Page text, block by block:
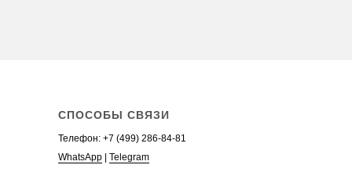
СПОСОБЫ СВЯЗИ
Телефон: +7 (499) 286-84-81
WhatsApp
Telegram